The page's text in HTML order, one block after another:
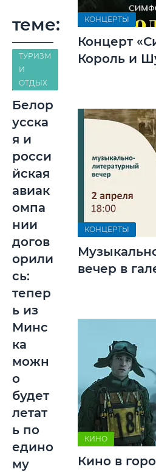
теме:
ТУРИЗМ
И
ОТДЫХ
Белор
усска
я и
росси
йская
авиак
омпа
нии
догов
орили
сь:
тепер
ь из
Минс
ка
можн
о
будет
летат
ь по
едино
му
КОНЦЕРТЫ
Концерт
Король и
КОНЦЕРТЫ
вечер в
КИНО
Кино в